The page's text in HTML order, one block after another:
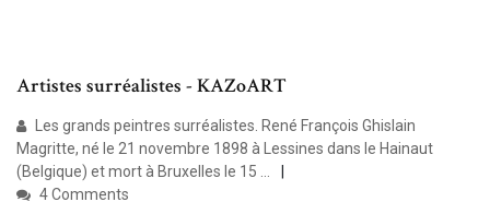
Artistes surréalistes - KAZoART
Les grands peintres surréalistes. René François Ghislain
Magritte, né le 21 novembre 1898 à Lessines dans le Hainaut
(Belgique) et mort à Bruxelles le 15 …
4 Comments